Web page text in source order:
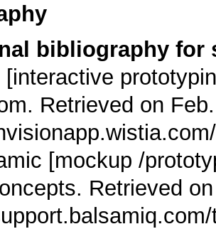
bibliography for
[interactive
Retrieved on
[mockup /
Retrieved